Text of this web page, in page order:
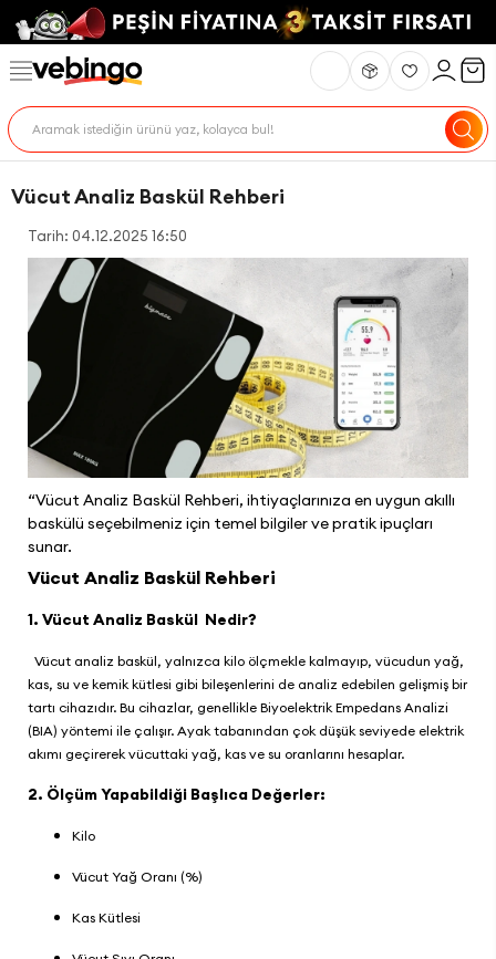
Vücut Analiz Baskül Rehberi
Tarih: 04.12.2025 16:50
“Vücut Analiz Baskül Rehberi, ihtiyaçlarınıza en uygun akıllı
baskülü seçebilmeniz için temel bilgiler ve pratik ipuçları
sunar.
Vücut Analiz Baskül Rehberi
1. Vücut Analiz Baskül Nedir?
Vücut analiz baskül, yalnızca kilo ölçmekle kalmayıp, vücudun yağ,
kas, su ve kemik kütlesi gibi bileşenlerini de analiz edebilen gelişmiş bir
tartı cihazıdır. Bu cihazlar, genellikle Biyoelektrik Empedans Analizi
(BIA) yöntemi ile çalışır. Ayak tabanından çok düşük seviyede elektrik
akımı geçirerek vücuttaki yağ, kas ve su oranlarını hesaplar.
2. Ölçüm Yapabildiği Başlıca Değerler:
Kilo
Vücut Yağ Oranı (%)
Kas Kütlesi